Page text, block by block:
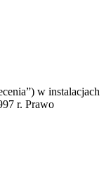
w instalacjach
r. Prawo